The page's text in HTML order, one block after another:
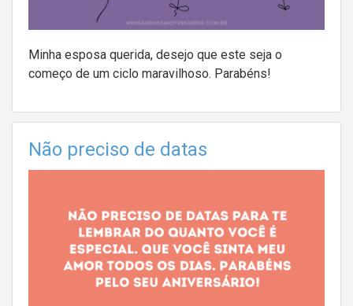
Minha esposa querida, desejo que este seja o
começo de um ciclo maravilhoso. Parabéns!
Não preciso de datas